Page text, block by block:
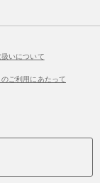
いについて
ご利用にあたって